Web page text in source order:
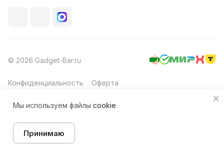
Главная Каталог
© 2026 Gadget-Bar.ru
Конфиденциальность Оферта
Мы используем файлы cookie
Принимаю